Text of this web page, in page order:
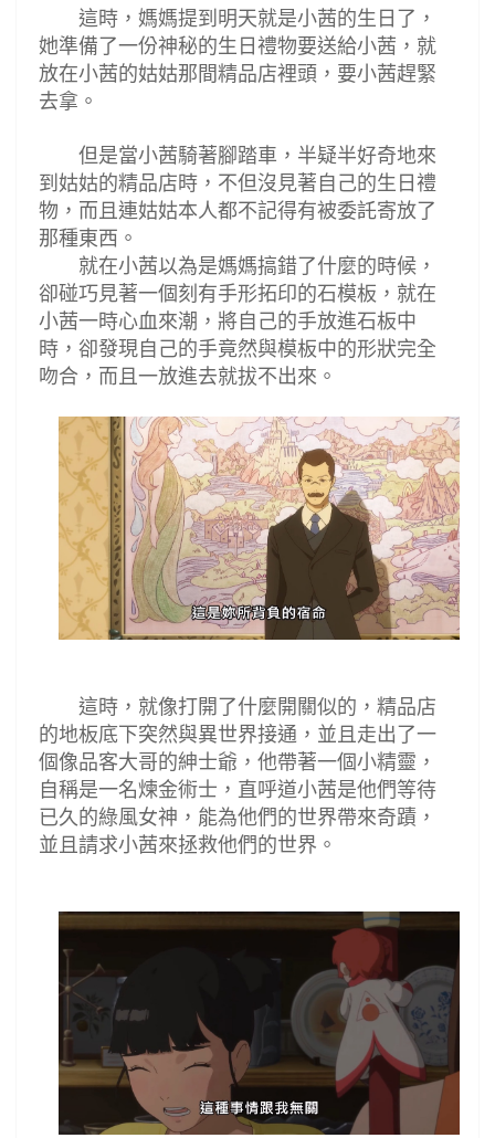
這時，媽媽提到明天就是小茜的生日了，
她準備了一份神秘的生日禮物要送給小茜，就
放在小茜的姑姑那間精品店裡頭，要小茜趕緊
去拿。
但是當小茜騎著腳踏車，半疑半好奇地來
到姑姑的精品店時，不但沒見著自己的生日禮
物，而且連姑姑本人都不記得有被委託寄放了
那種東西。
就在小茜以為是媽媽搞錯了什麼的時候，
卻碰巧見著一個刻有手形拓印的石模板，就在
小茜一時心血來潮，將自己的手放進石板中
時，卻發現自己的手竟然與模板中的形狀完全
吻合，而且一放進去就拔不出來。
這時，就像打開了什麼開關似的，精品店
的地板底下突然與異世界接通，並且走出了一
個像品客大哥的紳士爺，他帶著一個小精靈，
自稱是一名煉金術士，直呼道小茜是他們等待
已久的綠風女神，能為他們的世界帶來奇蹟，
並且請求小茜來拯救他們的世界。